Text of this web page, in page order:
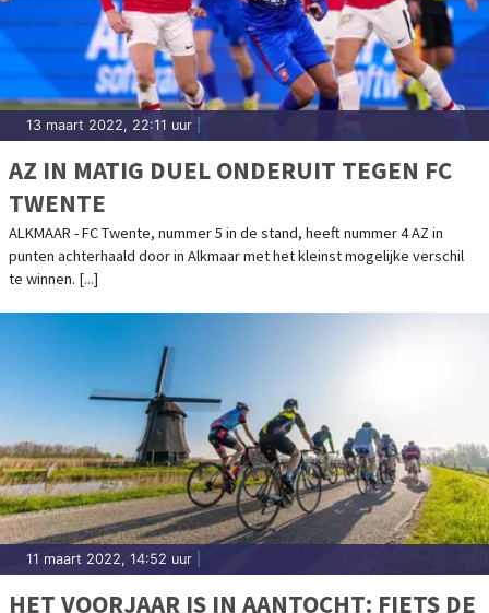
13 maart 2022, 22:11 uur
AZ IN MATIG DUEL ONDERUIT TEGEN FC
TWENTE
ALKMAAR - FC Twente, nummer 5 in de stand, heeft nummer 4 AZ in
punten achterhaald door in Alkmaar met het kleinst mogelijke verschil
te winnen. [...]
11 maart 2022, 14:52 uur
HET VOORJAAR IS IN AANTOCHT: FIETS DE